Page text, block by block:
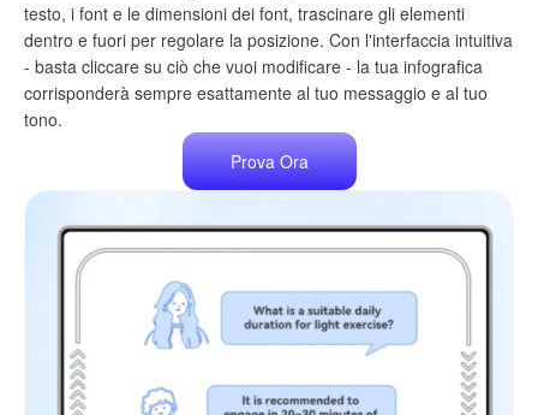
testo, i font e le dimensioni dei font, trascinare gli elementi
dentro e fuori per regolare la posizione. Con l'interfaccia intuitiva
- basta cliccare su ciò che vuoi modificare - la tua infografica
corrisponderà sempre esattamente al tuo messaggio e al tuo
tono.
Prova Ora